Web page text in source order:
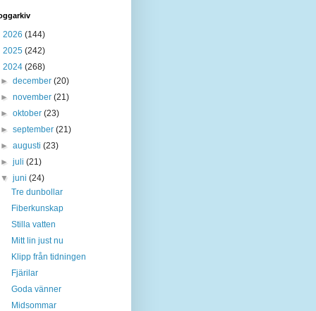
2026 (144)
2025 (242)
2024 (268)
►december(20)
►november(21)
►oktober(23)
►september(21)
►augusti(23)
►juli(21)
▼juni(24)
Tre dunbollar
Fiberkunskap
Stilla vatten
Mitt lin just nu
Klipp från tidningen
Fjärilar
Goda vänner
Midsommar